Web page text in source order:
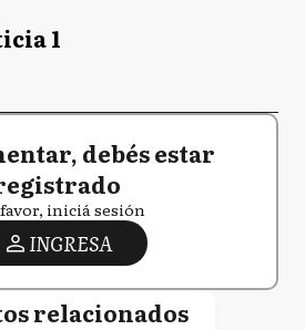
1
debés estar
iniciá sesión
INGRESA
relacionados